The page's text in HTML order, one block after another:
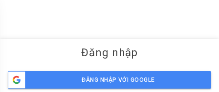
Đăng nhập
ĐĂNG NHẬP VỚI GOOGLE